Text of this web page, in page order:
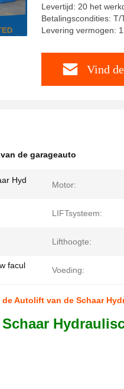
Levertijd: 20 het
Betalingscondities: T/
Levering vermogen:
Vind
de garageauto
Hyd
Motor:
LIFTsysteem:
Lifthoogte:
facul
Voeding:
Autolift van de Schaar